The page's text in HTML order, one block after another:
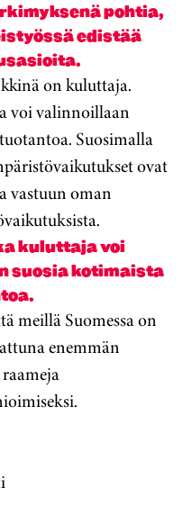
pohtia,
edistää
on kuluttaja.
voi valinnoillaan
Suosimalla
ovat
vastuun oman
kuluttaja voi
suosia kotimaista
meillä Suomessa on
enemmän